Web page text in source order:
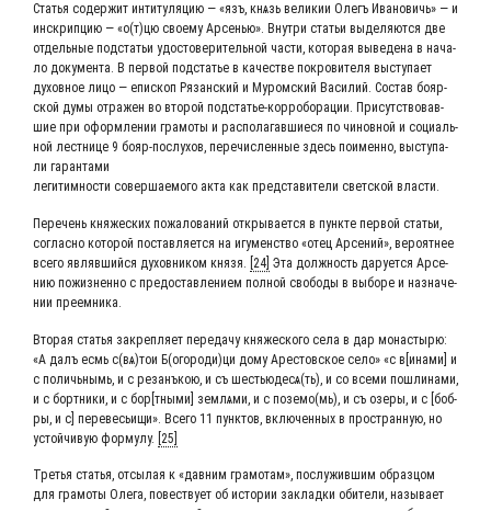
Ста­тья содер­жит инти­ту­ля­цию — «язъ, кнѧзь вели­кии Олегъ Ива­но­вичь» — и
инскрип­цию ― «о(т)цю сво­е­му Арсе­нью». Внут­ри ста­тьи выде­ля­ют­ся две
отдель­ные под­ста­тьи удо­сто­ве­ри­тель­ной части, кото­рая выве­де­на в нача­
ло доку­мен­та. В пер­вой под­ста­тье в каче­стве покро­ви­те­ля высту­па­ет
духов­ное лицо ― епи­скоп Рязан­ский и Муром­ский Васи­лий. Состав бояр­
ской думы отра­жен во вто­рой под­ста­тье-кор­ро­бо­ра­ции. При­сут­ство­вав­
шие при оформ­ле­нии гра­мо­ты и рас­по­ла­гав­ши­е­ся по чинов­ной и соци­аль­
ной лест­ни­це 9 бояр-послу­хов, пере­чис­лен­ные здесь поимен­но, высту­па­
ли гарантами
леги­тим­но­сти совер­ша­е­мо­го акта как пред­ста­ви­те­ли свет­ской власти.
Пере­чень кня­же­ских пожа­ло­ва­ний откры­ва­ет­ся в пунк­те пер­вой ста­тьи,
соглас­но кото­рой постав­ля­ет­ся на игу­мен­ство «отец Арсе­ний», веро­ят­нее
все­го являв­ший­ся духов­ни­ком кня­зя. [24] Эта долж­ность дару­ет­ся Арсе­
нию пожиз­нен­но с предо­став­ле­ни­ем пол­ной сво­бо­ды в выбо­ре и назна­че­
нии преемника.
Вто­рая ста­тья закреп­ля­ет пере­да­чу кня­же­ско­го села в дар мона­сты­рю:
«А далъ есмь с(вѧ)тои Б(огороди)ци дому Аре­стов­ское село» «с в[инами] и
с поли­чь­нымь, и с реза­нъ­кою, и съ шестьюдесѧ(ть), и со все­ми пошлинами,
и с борт­ни­ки, и с бор[тными] зем­лѧ­ми, и с поземо(мь), и съ озе­ры, и с [боб­
ры, и с] пере­весьи­щи». Все­го 11 пунк­тов, вклю­чен­ных в про­стран­ную, но
устой­чи­вую фор­му­лу. [25]
Тре­тья ста­тья, отсы­лая к «дав­ним гра­мо­там», послу­жив­шим образ­цом
для гра­мо­ты Оле­га, повест­ву­ет об исто­рии заклад­ки оби­те­ли, назы­ва­ет